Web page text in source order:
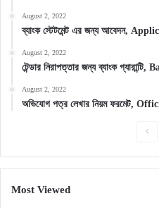
August 2, 2022
ব্যাংক স্টেটমেন্ট এর জন্য আবেদন,
August 2, 2022
টেন্ডার নিরাপত্তার জন্য ব্যাংক
August 2, 2022
অভিযোগ পত্র লেখার নিয়ম ফরমেট,
Most Viewed